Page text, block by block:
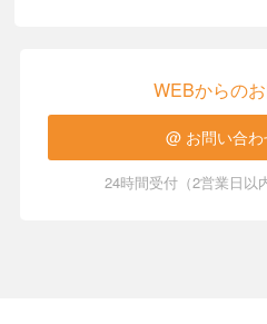
WEBからの
お問い合
24時間受付（2営業日以